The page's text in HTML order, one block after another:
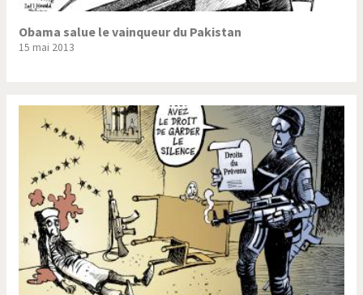
Obama salue le vainqueur du Pakistan
15 mai 2013